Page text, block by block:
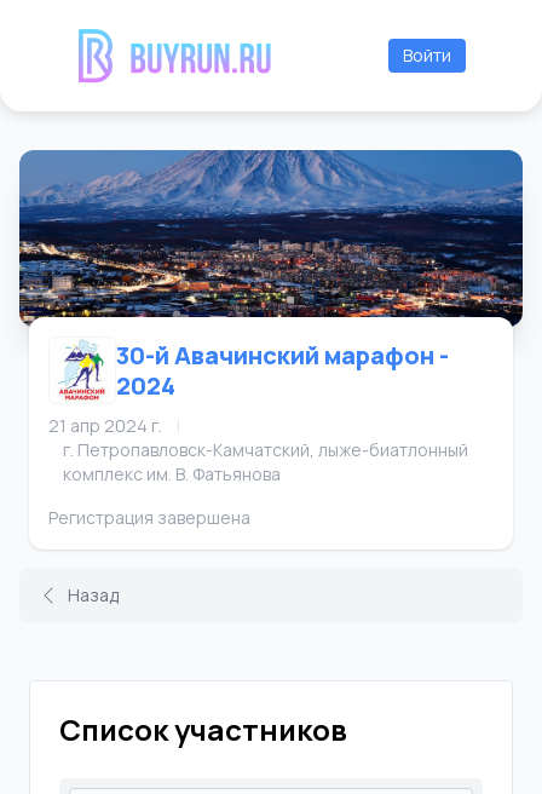
Войти
30-й Авачинский марафон -
2024
21 апр 2024 г.
|
г. Петропавловск-Камчатский, лыже-биатлонный
комплекс им. В. Фатьянова
Регистрация завершена
Назад
Список участников